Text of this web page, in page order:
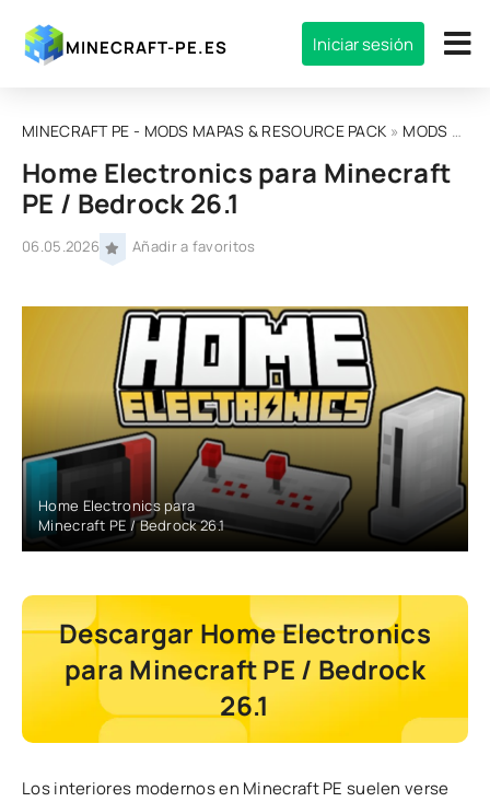
MINECRAFT-PE.ES Iniciar sesión
MINECRAFT PE - MODS MAPAS & RESOURCE PACK » MODS
Home Electronics para Minecraft
PE / Bedrock 26.1
06.05.2026 Añadir a favoritos
Home Electronics para
Minecraft PE / Bedrock 26.1
Descargar Home Electronics
para Minecraft PE / Bedrock
26.1
Los interiores modernos en Minecraft PE suelen verse